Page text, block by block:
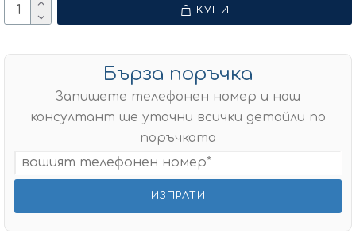
КУПИ
Бърза поръчка
Запишете телефонен номер и наш
консултант ще уточни всички детайли по
поръчката